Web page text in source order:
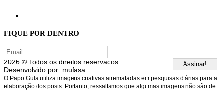
FIQUE POR DENTRO
2026 © Todos os direitos reservados.
Desenvolvido por: mufasa
O Papo Gula utiliza imagens criativas arrematadas em pesquisas diárias para a
elaboração dos posts. Portanto, ressaltamos que algumas imagens não são de